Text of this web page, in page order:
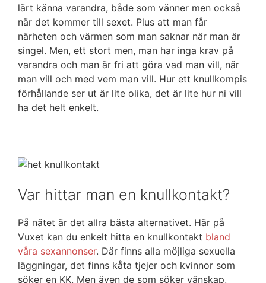
lärt känna varandra, både som vänner men också
när det kommer till sexet. Plus att man får
närheten och värmen som man saknar när man är
singel. Men, ett stort men, man har inga krav på
varandra och man är fri att göra vad man vill, när
man vill och med vem man vill. Hur ett knullkompis
förhållande ser ut är lite olika, det är lite hur ni vill
ha det helt enkelt.
Var hittar man en knullkontakt?
På nätet är det allra bästa alternativet. Här på
Vuxet kan du enkelt hitta en knullkontakt bland
våra sexannonser. Där finns alla möjliga sexuella
läggningar, det finns kåta tjejer och kvinnor som
söker en KK. Men även de som söker vänskap,